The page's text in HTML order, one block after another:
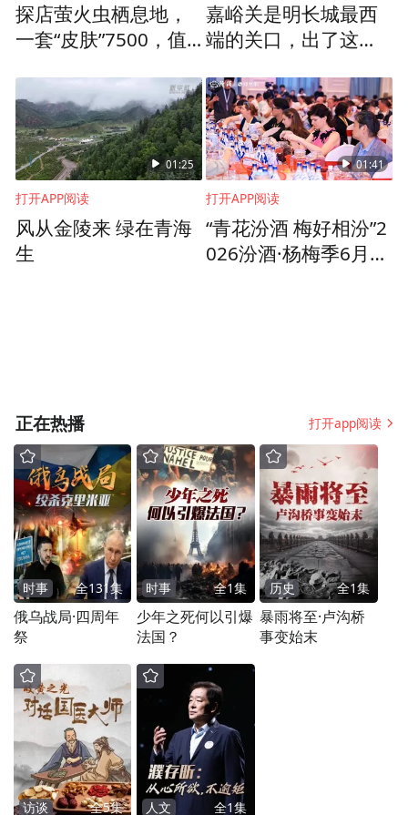
探店萤火虫栖息地，
一套“皮肤”7500，值
嘉峪关是明长城最西
端的关口，出了这道
关外
01:25
打开APP阅读
风从金陵来 绿在青海
生
01:41
打开APP阅读
“青花汾酒 梅好相汾”2
026汾酒·杨梅季6月9
正在热播 打开app阅读
时事 全131集
俄乌战局·四周年
祭
时事 全1集
少年之死何以引爆
法国？
历史 全1集
暴雨将至·卢沟桥
事变始末
访谈 全5集 人文 全1集